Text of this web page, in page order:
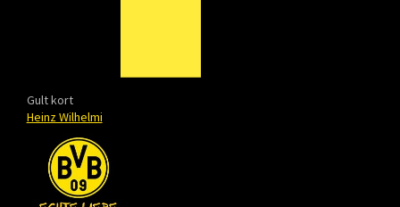
Gult kort
Heinz Wilhelmi